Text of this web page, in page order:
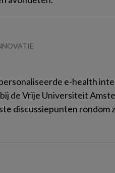
e-health
de Vrije Universiteit
discussiepunten rondom